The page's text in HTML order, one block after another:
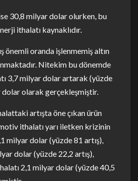
30,8 milyar dolar olurken, bu
ithalatı kaynaklıdır.
önemli oranda işlenmemiş altın
Nitekim bu dönemde
3,7 milyar dolar artarak (yüzde
dolar olarak gerçekleşmiştir.
artışta öne çıkan ürün
ithalatı yarı iletken krizinin
milyar dolar (yüzde 81 artış),
dolar (yüzde 22,2 artış),
2,1 milyar dolar (yüzde 40,5